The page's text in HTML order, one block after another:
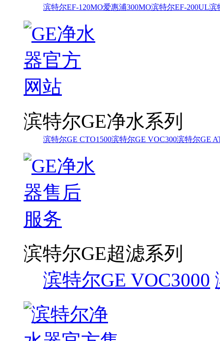
滨特尔EF-120MO爱惠浦300MO滨特尔EF-200UL滨
滨特尔GE净水系列
滨特尔GE CTO1500滨特尔GE VOC300滨特尔GE
滨特尔GE超滤系列
滨特尔GE VOC3000